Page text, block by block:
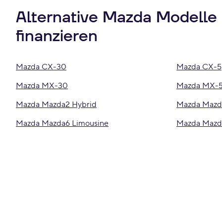
Alternative Mazda Modelle
finanzieren
Mazda CX-30 Mazda CX-5
Mazda MX-30
Mazda MX-
Mazda Mazda2 Hybrid
Mazda
Mazda Mazda6 Limousine
Mazda